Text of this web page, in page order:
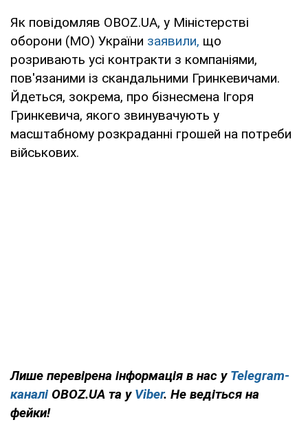
Як повідомляв OBOZ.UA, у Міністерстві
оборони (МО) України заявили, що
розривають усі контракти з компаніями,
пов'язаними із скандальними Гринкевичами.
Йдеться, зокрема, про бізнесмена Ігоря
Гринкевича, якого звинувачують у
масштабному розкраданні грошей на потреби
військових.
Лише перевірена інформація в нас у Telegram-
каналі OBOZ.UA та у Viber. Не ведіться на
фейки!